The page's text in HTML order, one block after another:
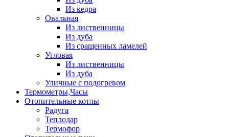
Из кедра
Овальная
Из лиственницы
Из дуба
Из сращенных ламелей
Угловая
Из лиственницы
Из дуба
Уличные с подогревом
Термометры,Часы
Отопительные котлы
Радуга
Теплодар
Термофор